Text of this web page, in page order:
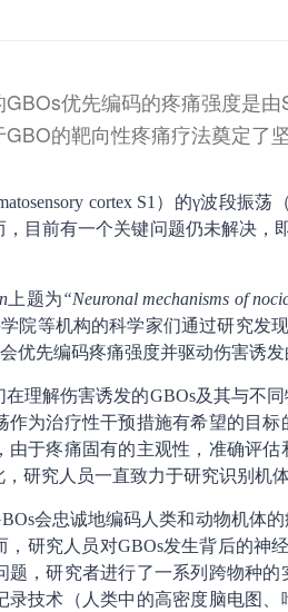
优先编码的疼痛强度是
的靶向性疼痛疗法奠定了坚
cortex S1）的γ波段振荡
目前有一个关键问题仍未解决，
上题为“Neuronal mechanisms of
院等机构的科学家们通过研究发
优先编码疼痛强度并驱动伤害诱发
理解伤害诱发的GBOs及其与不
作为治疗性干预措施有希望的目
于疼痛固有的主观性，准确评估
研究人员一直致力于研究识别机
会忠诚地编码人类和动物机体
研究人员对GBOs发生背后的神
题，研究者进行了一系列跨物种
录技术（人类中的高密度脑电图